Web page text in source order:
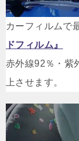
カーフィルムで
ドフィルム 』
赤外線92％・紫
上させます。